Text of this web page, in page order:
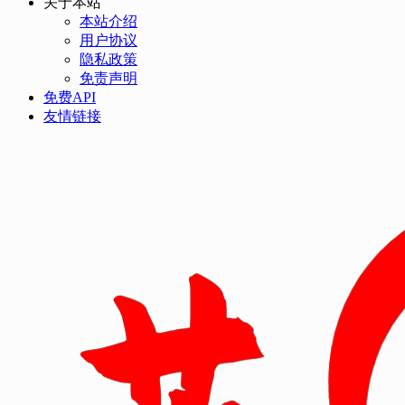
本站介绍
用户协议
隐私政策
免责声明
免费API
友情链接